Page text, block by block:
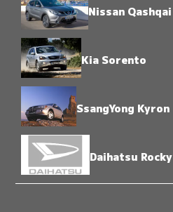
Nissan Qashqai
Kia Sorento
SsangYong Kyron
Daihatsu Rocky